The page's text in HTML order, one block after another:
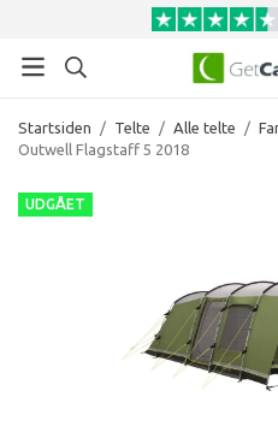
Startsiden / Telte / Alle telte /
Outwell Flagstaff 5 2018
UDGÅET